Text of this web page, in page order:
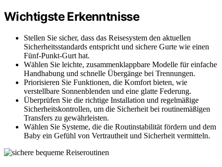
Wichtigste Erkenntnisse
Stellen Sie sicher, dass das Reisesystem den aktuellen
Sicherheitsstandards entspricht und sichere Gurte wie einen
Fünf-Punkt-Gurt hat.
Wählen Sie leichte, zusammenklappbare Modelle für einfache
Handhabung und schnelle Übergänge bei Trennungen.
Priorisieren Sie Funktionen, die Komfort bieten, wie
verstellbare Sonnenblenden und eine glatte Federung.
Überprüfen Sie die richtige Installation und regelmäßige
Sicherheitskontrollen, um die Sicherheit bei routinemäßigen
Transfers zu gewährleisten.
Wählen Sie Systeme, die die Routinstabilität fördern und dem
Baby ein Gefühl von Vertrautheit und Sicherheit vermitteln.